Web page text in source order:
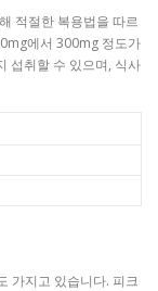
적절한 복용법을 따르
에서 300mg 정도가
섭취할 수 있으며, 식사
가지고 있습니다. 피크